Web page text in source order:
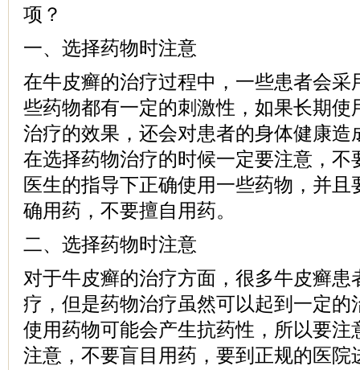
项？
一、选择药物时注意
在牛皮癣的治疗过程中，一些患者会采
些药物都有一定的刺激性，如果长期使
治疗的效果，还会对患者的身体健康造
在选择药物治疗的时候一定要注意，不
医生的指导下正确使用一些药物，并且
确用药，不要擅自用药。
二、选择药物时注意
对于牛皮癣的治疗方面，很多牛皮癣患
疗，但是药物治疗虽然可以起到一定的
使用药物可能会产生抗药性，所以要注
注意，不要盲目用药，要到正规的医院